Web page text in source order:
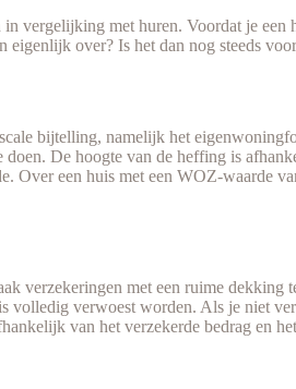
vergelijking met huren. Voordat je
over? Is het dan nog steeds
bijtelling, namelijk het
De hoogte van de heffing is
Over een huis met een WOZ-waarde
met een ruime dekking
verwoest worden. Als je niet
van het verzekerde bedrag en